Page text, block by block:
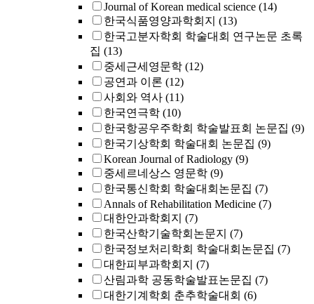
Journal of Korean medical science (14)
한국식품영양과학회지 (13)
한국고분자학회 학술대회 연구논문 초록
집 (13)
중세근세영문학 (12)
공연과 이론 (12)
사회와 역사 (11)
한국연극학 (10)
한국항공우주학회 학술발표회 논문집 (9)
한국기상학회 학술대회 논문집 (9)
Korean Journal of Radiology (9)
중세르네상스 영문학 (9)
한국통신학회 학술대회논문집 (7)
Annals of Rehabilitation Medicine (7)
대한안과학회지 (7)
한국산학기술학회논문지 (7)
한국정보처리학회 학술대회논문집 (7)
대한피부과학회지 (7)
산림과학 공동학술발표논문집 (7)
대한기계학회 춘추학술대회 (6)